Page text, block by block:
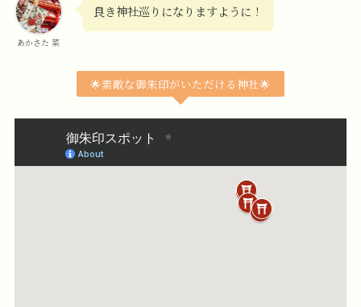
あかさた 菜
良き神社巡りになりますように！
🌟素敵な御朱印がいただける神社🌟